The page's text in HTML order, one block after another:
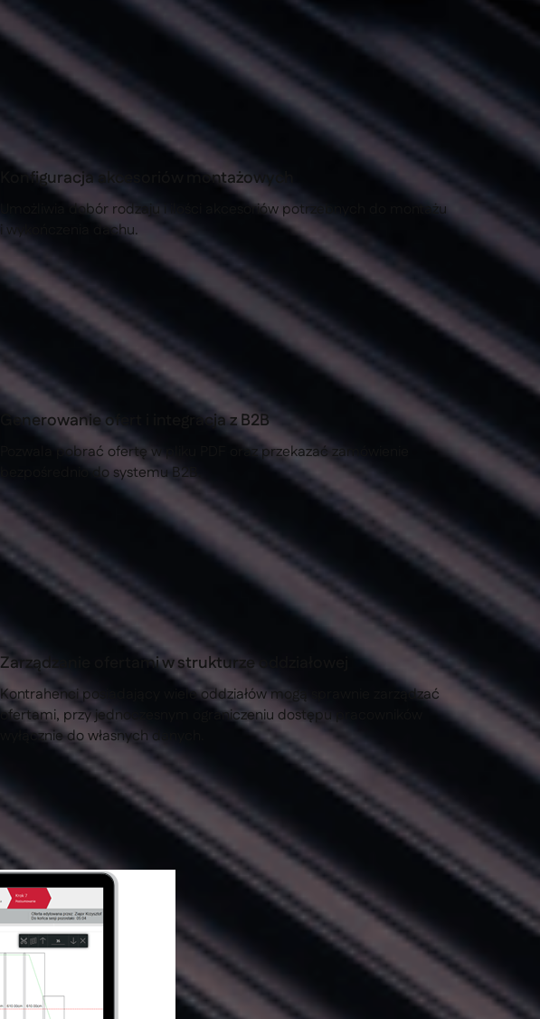
Konfiguracja akcesoriów montażowych
Umożliwia dobór rodzaju i ilości akcesoriów potrzebnych do montażu
i wykończenia dachu.
Generowanie ofert i integracja z B2B
Pozwala pobrać ofertę w pliku PDF oraz przekazać zamówienie
bezpośrednio do systemu B2B.
Zarządzanie ofertami w strukturze oddziałowej
Kontrahenci posiadający wiele oddziałów mogą sprawnie zarządzać
ofertami, przy jednoczesnym ograniczeniu dostępu pracowników
wyłącznie do własnych danych.